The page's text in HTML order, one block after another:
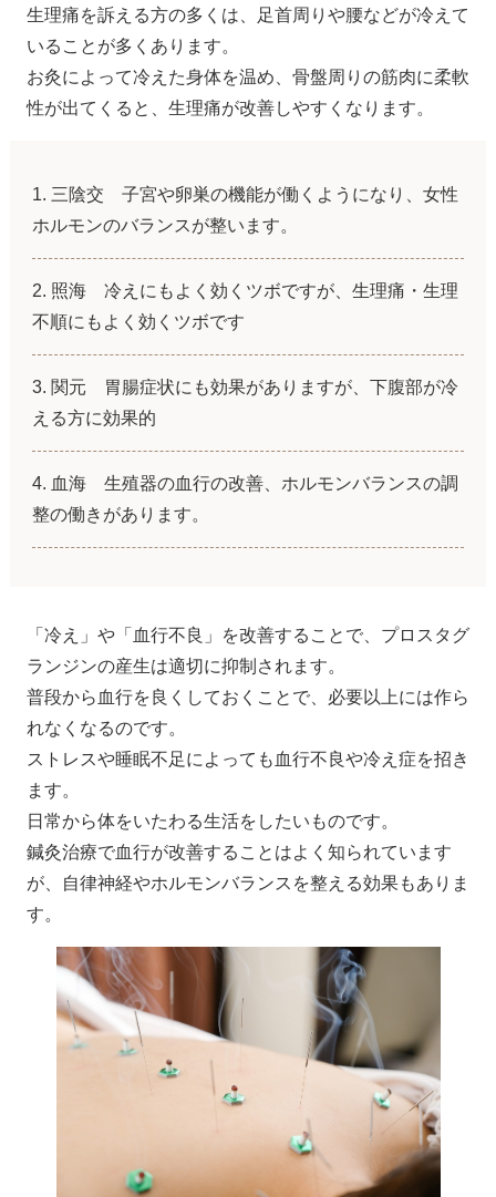
生理痛を訴える方の多くは、足首周りや腰などが冷えて
いることが多くあります。
お灸によって冷えた身体を温め、骨盤周りの筋肉に柔軟
性が出てくると、生理痛が改善しやすくなります。
三陰交 子宮や卵巣の機能が働くようになり、女性
ホルモンのバランスが整います。
照海 冷えにもよく効くツボですが、生理痛・生理
不順にもよく効くツボです
関元 胃腸症状にも効果がありますが、下腹部が冷
える方に効果的
血海 生殖器の血行の改善、ホルモンバランスの調
整の働きがあります。
「冷え」や「血行不良」を改善することで、プロスタグ
ランジンの産生は適切に抑制されます。
普段から血行を良くしておくことで、必要以上には作ら
れなくなるのです。
ストレスや睡眠不足によっても血行不良や冷え症を招き
ます。
日常から体をいたわる生活をしたいものです。
鍼灸治療で血行が改善することはよく知られています
が、自律神経やホルモンバランスを整える効果もありま
す。